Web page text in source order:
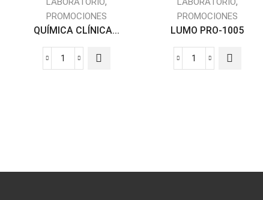
PROMOCIONES
QUÍMICA CLÍNICA...
QUÍMICA
PROMOCIONES
LUMO PRO-1005
LUMO